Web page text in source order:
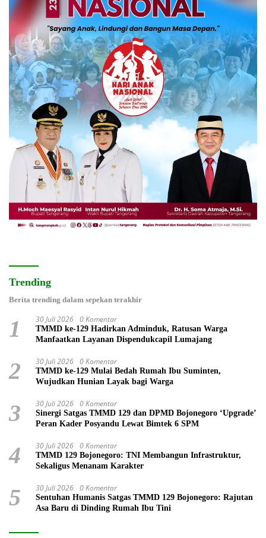
Trending
Berita trending dalam sepekan terakhir
1 30 Juli 2026 0 Komentar
TMMD ke-129 Hadirkan Adminduk, Ratusan Warga
Manfaatkan Layanan Dispendukcapil Lumajang
2 30 Juli 2026 0 Komentar
TMMD ke-129 Mulai Bedah Rumah Ibu Suminten,
Wujudkan Hunian Layak bagi Warga
3 30 Juli 2026 0 Komentar
Sinergi Satgas TMMD 129 dan DPMD Bojonegoro ‘Upgrade’
Peran Kader Posyandu Lewat Bimtek 6 SPM
4 30 Juli 2026 0 Komentar
TMMD 129 Bojonegoro: TNI Membangun Infrastruktur,
Sekaligus Menanam Karakter
5 30 Juli 2026 0 Komentar
Sentuhan Humanis Satgas TMMD 129 Bojonegoro: Rajutan
Asa Baru di Dinding Rumah Ibu Tini